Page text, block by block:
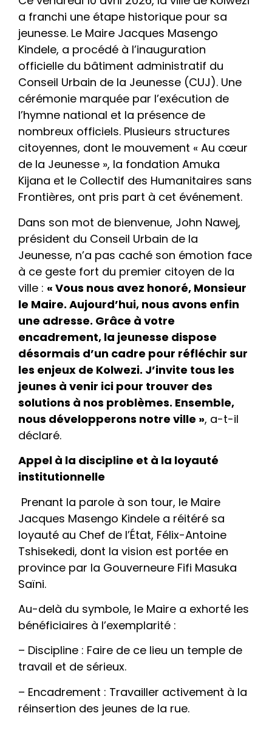
a franchi une étape historique pour sa
jeunesse. Le Maire Jacques Masengo
Kindele, a procédé à l’inauguration
officielle du bâtiment administratif du
Conseil Urbain de la Jeunesse (CUJ). Une
cérémonie marquée par l’exécution de
l’hymne national et la présence de
nombreux officiels. Plusieurs structures
citoyennes, dont le mouvement « Au cœur
de la Jeunesse », la fondation Amuka
Kijana et le Collectif des Humanitaires sans
Frontières, ont pris part à cet événement.
Dans son mot de bienvenue, John Nawej,
président du Conseil Urbain de la
Jeunesse, n’a pas caché son émotion face
à ce geste fort du premier citoyen de la
ville : « Vous nous avez honoré, Monsieur
le Maire. Aujourd’hui, nous avons enfin
une adresse. Grâce à votre
encadrement, la jeunesse dispose
désormais d’un cadre pour réfléchir sur
les enjeux de Kolwezi. J’invite tous les
jeunes à venir ici pour trouver des
solutions à nos problèmes. Ensemble,
nous développerons notre ville », a-t-il
déclaré.
Appel à la discipline et à la loyauté
institutionnelle
​ Prenant la parole à son tour, le Maire
Jacques Masengo Kindele a réitéré sa
loyauté au Chef de l’État, Félix-Antoine
Tshisekedi, dont la vision est portée en
province par la Gouverneure Fifi Masuka
Saïni.
​Au-delà du symbole, le Maire a exhorté les
bénéficiaires à l’exemplarité :
– ​Discipline : Faire de ce lieu un temple de
travail et de sérieux.
– ​Encadrement : Travailler activement à la
réinsertion des jeunes de la rue.